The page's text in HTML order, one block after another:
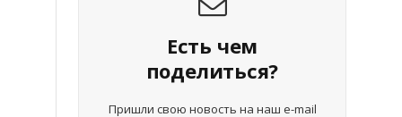
Есть чем
поделиться?
Пришли свою новость на наш e-mail